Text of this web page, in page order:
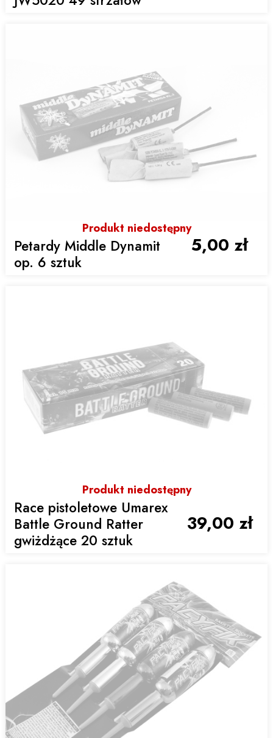
Produkt niedostępny
Petardy Middle Dynamit
op. 6 sztuk
5,00 zł
Produkt niedostępny
Race pistoletowe Umarex
Battle Ground Ratter
gwiżdżące 20 sztuk
39,00 zł